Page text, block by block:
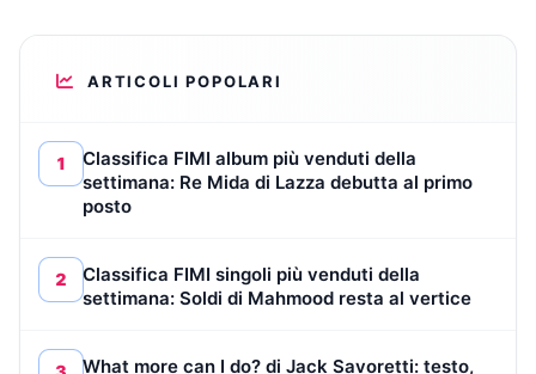
ARTICOLI POPOLARI
1
Classifica FIMI album più venduti della
settimana: Re Mida di Lazza debutta al primo
posto
2
Classifica FIMI singoli più venduti della
settimana: Soldi di Mahmood resta al vertice
What more can I do? di Jack Savoretti: testo,